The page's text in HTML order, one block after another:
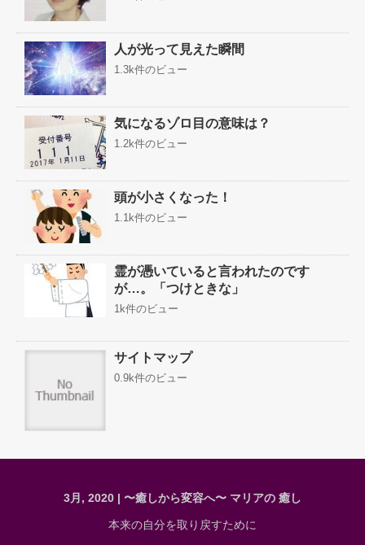
人が光って見えた瞬間
1.3k件のビュー
気になるゾロ目の意味は？
1.2k件のビュー
頭が小さくなった！
1.1k件のビュー
霊が憑いていると言われたのです
が…。「つけときな」
1k件のビュー
サイトマップ
0.9k件のビュー
3月, 2020 | 〜癒しから変容へ〜 マリアの 癒し
本来の自分を取り戻すために